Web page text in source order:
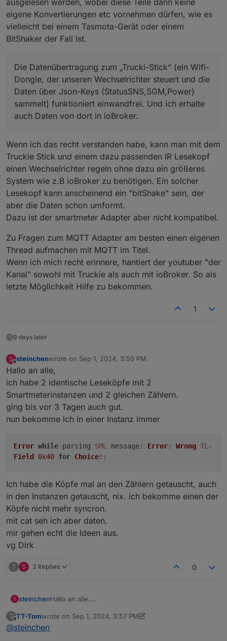
eigene Konvertierungen etc vornehmen dürfen, wie es
vielleicht bei einem Tasmota-Gerät oder einem
BitShaker der Fall ist.
Die Datenübertragung zum „Trucki-Stick“ (ein Wifi-
Dongle, der unseren Wechselrichter steuert und die
Daten über Json-Keys (StatusSNS,SGM,Power)
sammelt) funktioniert einwandfrei. Und ich erhalte
auch Daten von dort in ioBroker.
Wenn ich das recht verstanden habe, kann man mit dem
Truckie Stick und einem dazu passenden IR Lesekopf
einen Wechselrichter regeln ohne dazu ein größeres
System wie z.B ioBroker zu benötigen. Ein solcher
Lesekopf kann anscheinend ein "bitShake" sein, der
aber die Daten schon umformt.
Dazu ist der smartmeter Adapter aber nicht kompatibel.
Zu Fragen zum MQTT Adapter am besten einen eigenen
Thread aufmachen mit MQTT im Titel.
Wenn ich mich recht erinnere, hantiert der youtuber "der
Kanal" sowohl mit Truckie als auch mit ioBroker. So als
letzte Möglichkeit Hilfe zu bekommen.
1
9 days later
S
Offline
steinchenwrote on Sep 1, 2024, 3:50 PM
last edited by
Hallo an alle,
ich habe 2 identische Leseköpfe mit 2
Smartmeterinstanzen und 2 gleichen Zählern.
ging bis vor 3 Tagen auch gut.
nun bekomme ich in einer Instanz immer
Error while parsing SML message: Error: Wrong TL -
Field 0x40 for Choice!:
Ich habe die Köpfe mal an den Zählern getauscht, auch
in den Instanzen getauscht, nix. ich bekomme einen der
Köpfe nicht mehr syncron.
mit cat seh ich aber daten.
mir gehen echt die Ideen aus.
vg Dirk
T S 2 Replies 0
S steinchenHallo an alle,
Smartmeterinstanzen und 2 gleichen Zählern.
T
Offline
TT-Tomwrote on Sep 1, 2024, 3:57 PM
last edited by TT-Tom Sep 1, 2024, 5:58 PM
@steinchen